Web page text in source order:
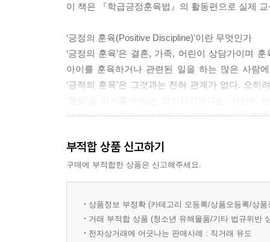
이 책은 『학급긍정훈육법』의 활동편으로 실제
‘긍정의 훈육(Positive Discipline)'이란 무엇인가
‘긍정의 훈육’은 결혼, 가족, 어린이 상담가이며
아이를 훈육하거나 관련된 일을 하는 많은 사람
‘긍적의 훈육’은 그것과는 전혀 관계가 없다. 오
자라서 여러 모로 능숙해지면, 그때 아이에게 함
사용하는 법을 배운다. 자신이 함께 만든 만큼,
훈육’의 이러한 기본 원칙은 당신과 자녀가 사랑
친절하며 단호한 교사의 비법_ 학급긍정훈육법
학급긍정훈육법은 쉽게 말해 교실에서의 ‘긍정
부적합 상품 신고하기
구매에 부적합한 상품은 신고해주세요.
상품정보 부정확 (카테고리 오등록/상품오등록/상
거래 부적합 상품 (청소년 유해물품/기타 법규위반
전자상거래에 어긋나는 판매사례 : 직거래 유도